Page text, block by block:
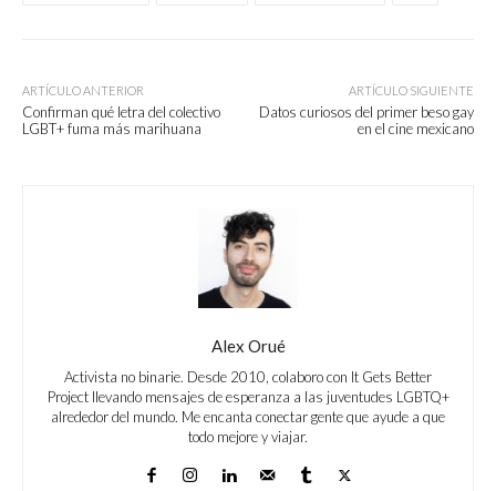
ARTÍCULO ANTERIOR
Confirman qué letra del colectivo
LGBT+ fuma más marihuana
ARTÍCULO SIGUIENTE
Datos curiosos del primer beso gay
en el cine mexicano
Alex Orué
Activista no binarie. Desde 2010, colaboro con It Gets Better
Project llevando mensajes de esperanza a las juventudes LGBTQ+
alrededor del mundo. Me encanta conectar gente que ayude a que
todo mejore y viajar.